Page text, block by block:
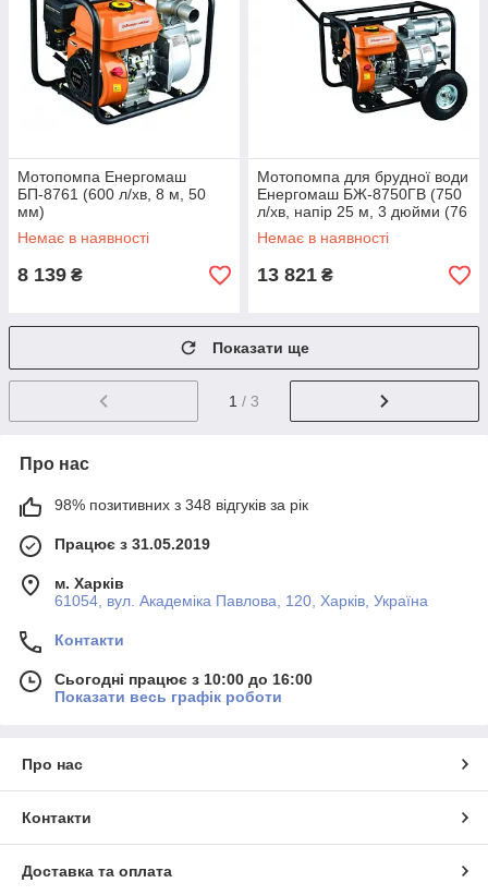
Мотопомпа Енергомаш
БП-8761 (600 л/хв, 8 м, 50
мм)
Немає в наявності
8 139 ₴
Мотопомпа для брудної води
Енергомаш БЖ-8750ГВ (750
л/хв, напір 25 м, 3 дюйми (76
мм)
Немає в наявності
13 821 ₴
Показати ще
1 / 3
Про нас
98% позитивних з 348 відгуків за рік
Працює з 31.05.2019
м. Харків
61054, вул. Академіка Павлова, 120, Харків, Україна
Контакти
Сьогодні працює з 10:00 до 16:00
Показати весь графік роботи
Про нас
Контакти
Доставка та оплата